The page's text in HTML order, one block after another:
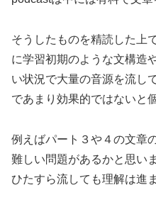
そうしたものを精読した上
に学習初期のような文構造
い状況で大量の音源を流し
であまり効果的ではないと
例えばパート３や４の文章
難しい問題があるかと思い
ひたすら流しても理解は進